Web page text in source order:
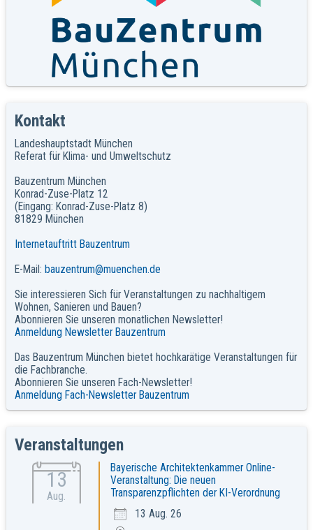
Kontakt
Landeshauptstadt München
Referat für Klima- und Umweltschutz
Bauzentrum München
Konrad-Zuse-Platz 12
(Eingang: Konrad-Zuse-Platz 8)
81829 München
Internetauftritt Bauzentrum
E-Mail: bauzentrum@muenchen.de
Sie interessieren Sich für Veranstaltungen zu nachhaltigem
Wohnen, Sanieren und Bauen?
Abonnieren Sie unseren monatlichen Newsletter!
Anmeldung Newsletter Bauzentrum
Das Bauzentrum München bietet hochkarätige Veranstaltungen für
die Fachbranche.
Abonnieren Sie unseren Fach-Newsletter!
Anmeldung Fach-Newsletter Bauzentrum
Veranstaltungen
13
Aug.
Bayerische Architektenkammer Online-
Veranstaltung: Die neuen
Transparenzpflichten der KI-Verordnung
13 Aug. 26